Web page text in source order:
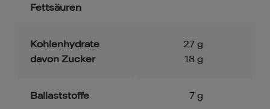
Fettsäuren
Kohlenhydrate
davon Zucker
27 g
18 g
Ballaststoffe 7 g